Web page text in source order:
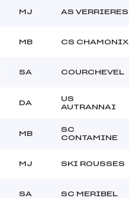
MJ AS VERRIERES
MB CS CHAMONIX
SA COURCHEVEL
DA
US
AUTRANNAI
MB
SC
CONTAMINE
MJ SKI ROUSSES
SA SC MERIBEL